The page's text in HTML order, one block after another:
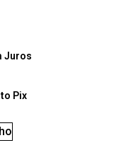
Juros
Pix